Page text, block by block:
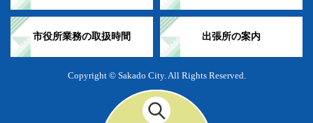
市役所業務の取扱時間 出張所の案内
Copyright © Sakado City. All Rights Reserved.